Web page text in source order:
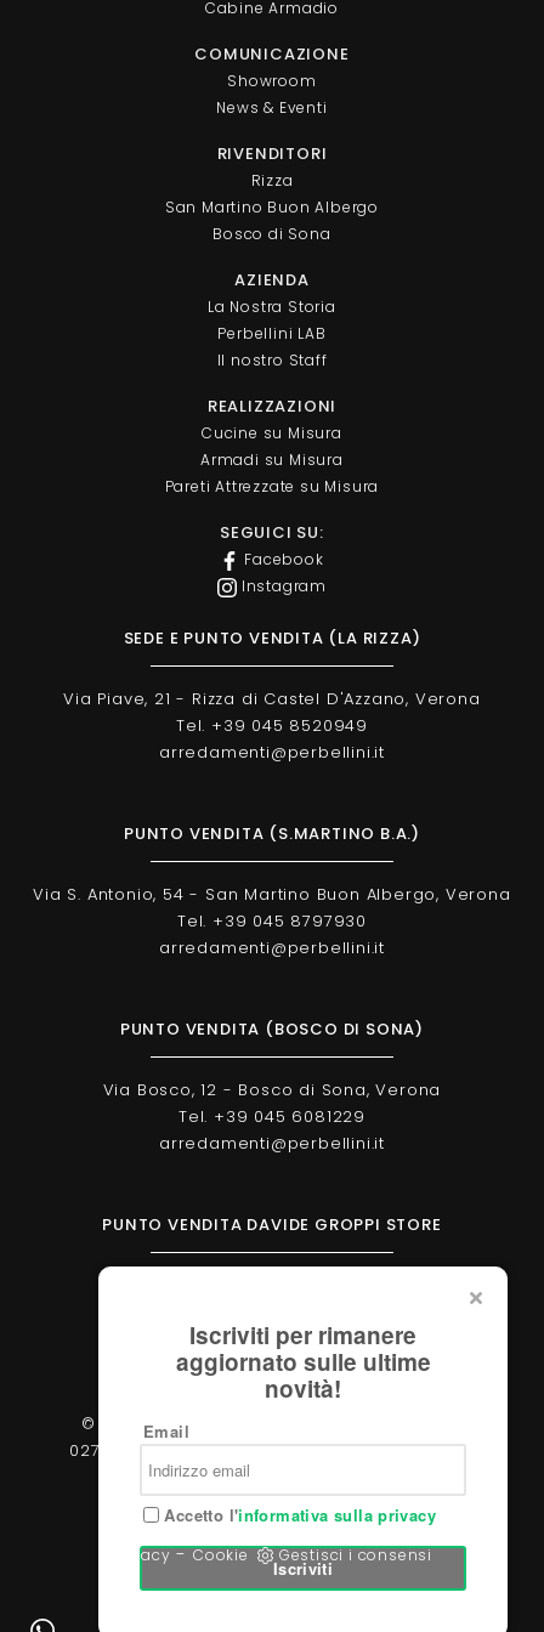
Cabine Armadio
COMUNICAZIONE
Showroom
News & Eventi
RIVENDITORI
Rizza
San Martino Buon Albergo
Bosco di Sona
AZIENDA
La Nostra Storia
Perbellini LAB
Il nostro Staff
REALIZZAZIONI
Cucine su Misura
Armadi su Misura
Pareti Attrezzate su Misura
SEGUICI SU:
Facebook
Instagram
SEDE E PUNTO VENDITA (LA RIZZA)
Via Piave, 21 - Rizza di Castel D'Azzano, Verona
Tel. +39 045 8520949
arredamenti@perbellini.it
PUNTO VENDITA (S.MARTINO B.A.)
Via S. Antonio, 54 - San Martino Buon Albergo, Verona
Tel. +39 045 8797930
arredamenti@perbellini.it
PUNTO VENDITA (BOSCO DI SONA)
Via Bosco, 12 - Bosco di Sona, Verona
Tel. +39 045 6081229
arredamenti@perbellini.it
PUNTO VENDITA DAVIDE GROPPI STORE
verona@davidegroppi.store
© 2026 - Perbellini Arredamenti S.r.l. - P.IVA
02783400233 - Via Verdi, 31/A - 37060, Castel
d'Azzano (Verona)
Privacy-Cookie Gestisci i consensi
Iscriviti per rimanere
aggiornato sulle ultime
novità!
Email
Accetto l'informativa sulla privacy
Iscriviti